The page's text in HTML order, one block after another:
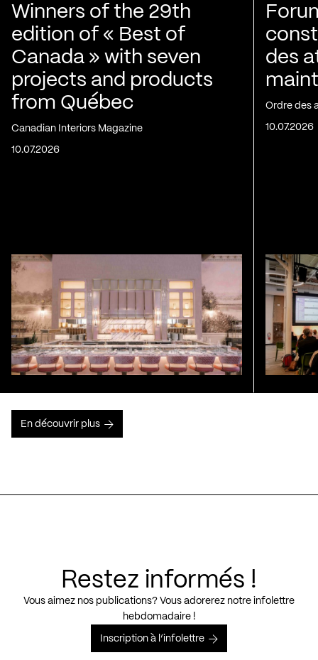
Winners of the 29th
edition of « Best of
Canada » with seven
projects and products
from Québec
Canadian Interiors Magazine
10.07.2026
des
Ordre des
10.07.2026
En découvrir plus
Restez informés !
Vous aimez nos publications? Vous adorerez notre infolettre
hebdomadaire !
Inscription à l’infolettre